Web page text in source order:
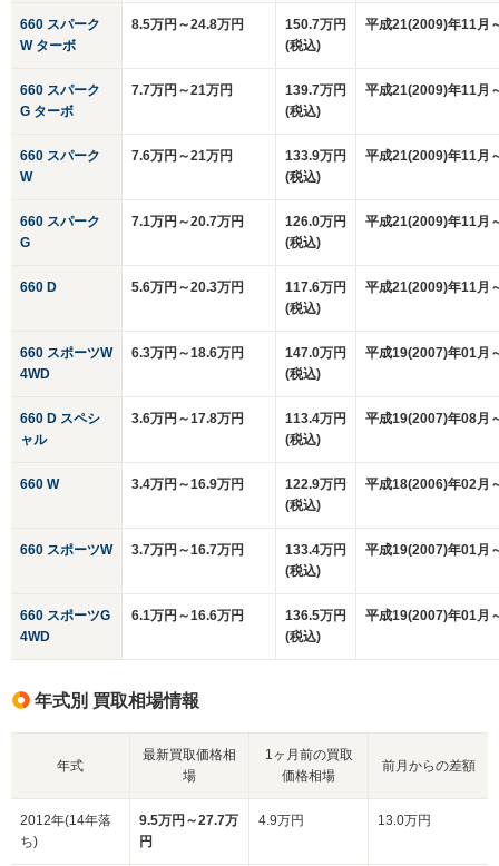
660 スパーク
W ターボ
8.5万円～24.8万円
150.7万円
(税込)
平成21(2009)年11月
660 スパーク
G ターボ
7.7万円～21万円
139.7万円
(税込)
平成21(2009)年11月
660 スパーク
W
7.6万円～21万円
133.9万円
(税込)
平成21(2009)年11月
660 スパーク
G
7.1万円～20.7万円
126.0万円
(税込)
平成21(2009)年11月
660 D 5.6万円～20.3万円
117.6万円
(税込)
平成21(2009)年11月
660 スポーツW
4WD
6.3万円～18.6万円
147.0万円
(税込)
平成19(2007)年01月
660 D スペシ
ャル
3.6万円～17.8万円
113.4万円
(税込)
平成19(2007)年08月
660 W 3.4万円～16.9万円
122.9万円
(税込)
平成18(2006)年02月
660 スポーツW 3.7万円～16.7万円
133.4万円
(税込)
平成19(2007)年01月
660 スポーツG
4WD
6.1万円～16.6万円
136.5万円
(税込)
平成19(2007)年01月
年式別 買取相場情報
年式
最新買取価格相
場
1ヶ月前の買取
価格相場
前月からの差額
2012年(14年落
ち)
9.5万円～27.7万
円
4.9万円 13.0万円